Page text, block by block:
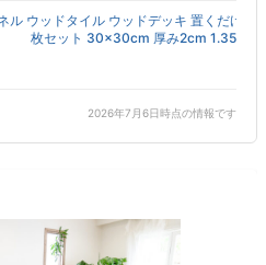
ル ウッドタイル ウッドデッキ 置くだけ 人
枚セット 30×30cm 厚み2cm 1.35平...
2026年7月6日時点の情報です